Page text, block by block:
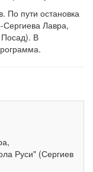
По пути остановка
Лавра,
Посад). В
Руси" (Сергиев